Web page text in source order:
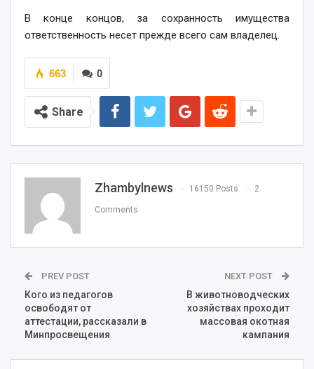
В конце концов, за сохранность имущества
ответственность несет прежде всего сам владелец.
0
663
Share
Zhambylnews 16150 Posts 2
Comments
PREV POST
Кого из педагогов
освободят от
аттестации, рассказали в
Минпросвещения
NEXT POST
В животноводческих
хозяйствах проходит
массовая окотная
кампания